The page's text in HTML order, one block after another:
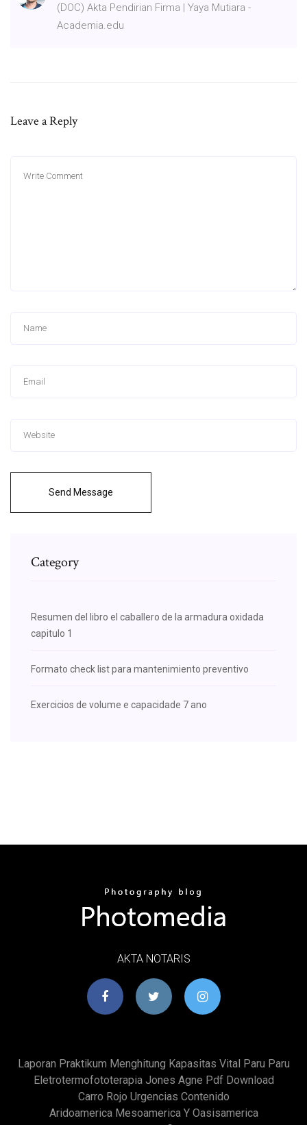
(DOC) Akta Pendirian Firma | Yaya Mutiara -
Academia.edu
Leave a Reply
Send Message
Category
Resumen del libro el caballero de la armadura oxidada
capitulo 1
Formato check list para mantenimiento preventivo
Exercicios de volume e capacidade 7 ano
AKTA NOTARIS
Laporan Praktikum Menghitung Kapasitas Vital Paru Paru
Eletrotermofototerapia Jones Agne Pdf Download
Carro Rojo Urgencias Contenido
Aridoamerica Mesoamerica Y Oasisamerica